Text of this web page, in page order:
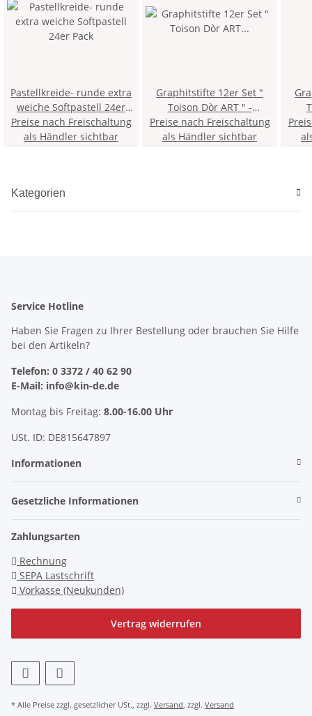
Pastellkreide- runde extra
weiche Softpastell 24er
Pack
Preise nach Freischaltung
als Händler sichtbar
Graphitstifte 12er Set "
Toison Dòr ART " -
Gradation 8B - 2H - im
Metalletui
Preise nach Freischaltung
als Händler sichtbar
Kategorien
Service Hotline
Haben Sie Fragen zu Ihrer Bestellung oder brauchen Sie Hilfe
bei den Artikeln?
Telefon: 0 3372 / 40 62 90
E-Mail: info@kin-de.de
Montag bis Freitag: 8.00-16.00 Uhr
USt. ID: DE815647897
Informationen
Gesetzliche Informationen
Zahlungsarten
Rechnung
SEPA Lastschrift
Vorkasse (Neukunden)
Vertrag widerrufen
* Alle Preise zzgl. gesetzlicher USt., zzgl. Versand , zzgl. Versand